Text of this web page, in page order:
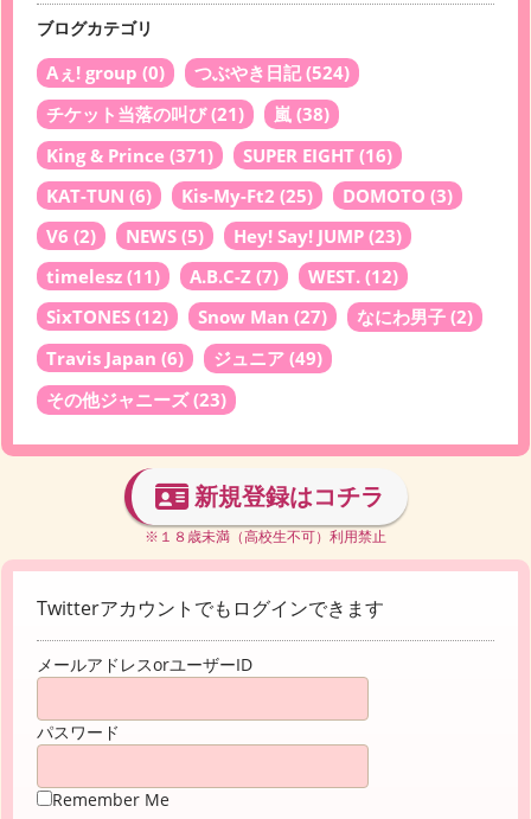
ブログカテゴリ
Aぇ! group (0) つぶやき日記(524)
チケット当落の叫び(21) 嵐 (38)
King & Prince (371) SUPER EIGHT (16)
KAT-TUN (6) Kis-My-Ft2 (25) DOMOTO (3)
V6 (2) NEWS (5) Hey! Say! JUMP (23)
timelesz (11) A.B.C-Z (7) WEST. (12)
SixTONES (12) Snow Man (27) なにわ男子 (2)
Travis Japan (6) ジュニア (49)
その他ジャニーズ(23)
新規登録はコチラ
※１８歳未満（高校生不可）利用禁止
Twitterアカウントでもログインできます
メールアドレスorユーザーID
パスワード
Remember Me